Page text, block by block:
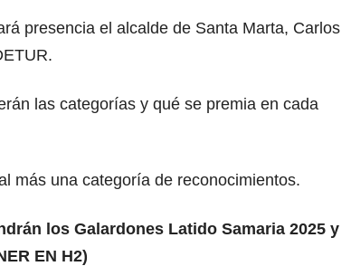
presencia el alcalde de Santa Marta, Carlos
las categorías y qué se premia en cada
más una categoría de reconocimientos.
los Galardones Latido Samaria 2025 y
EN H2)